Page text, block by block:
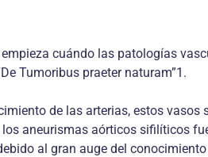
cuándo las patologías
Tumoribus praeter naturam”1.
de las arterias, estos
aneurismas aórticos sifilíticos
al gran auge del